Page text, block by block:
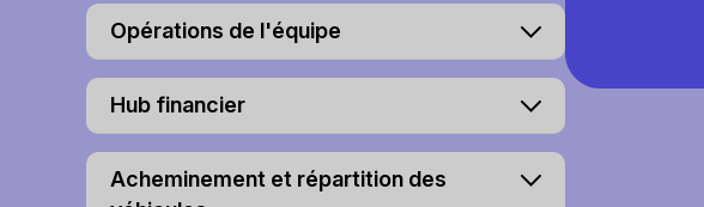
Opérations de l'équipe
Hub financier
Acheminement et répartition des